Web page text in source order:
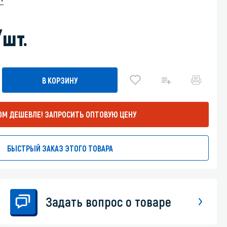
В КОРЗИНУ
ДЕШЕВЛЕ! ЗАПРОСИТЬ ОПТОВУЮ ЦЕНУ
БЫСТРЫЙ ЗАКАЗ ЭТОГО ТОВАРА
Задать вопрос о товаре